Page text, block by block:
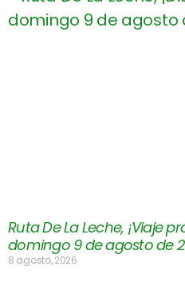
Ruta De La Leche, ¡Viaje
domingo 9 de agosto de
8 agosto, 2026